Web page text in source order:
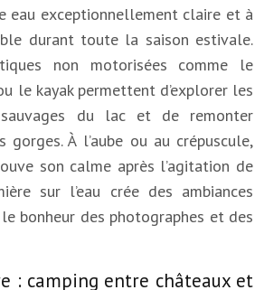
eau exceptionnellement claire et à
durant toute la saison estivale.
non motorisées comme le
le kayak permettent d’explorer les
du lac et de remonter
gorges. À l’aube ou au crépuscule,
son calme après l’agitation de
sur l’eau crée des ambiances
bonheur des photographes et des
: camping entre châteaux et